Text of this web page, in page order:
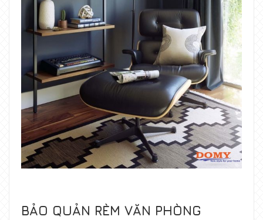
BẢO QUẢN RÈM VĂN PHÒNG